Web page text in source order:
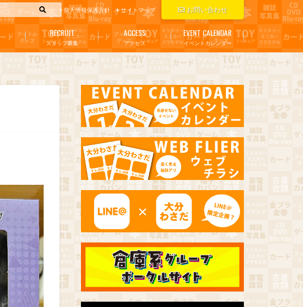
お問い合わせ
個人情報保護方針 サイトマップ
スタッフ募集
RECRUIT
アクセス
ACCESS
イベントカレンダー
EVENT CALENDAR